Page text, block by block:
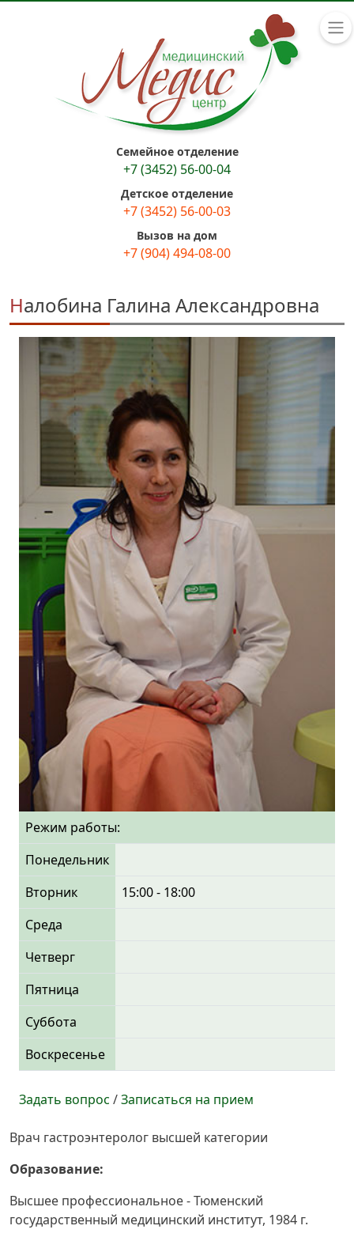
Семейное отделение
+7 (3452) 56-00-04
Детское отделение
+7 (3452) 56-00-03
Вызов на дом
+7 (904) 494-08-00
Налобина Галина Александровна
Режим работы:
Понедельник
Вторник
15:00 - 18:00
Среда
Четверг
Пятница
Суббота
Воскресенье
Задать вопрос /Записаться на прием
Врач гастроэнтеролог высшей категории
Образование:
Высшее профессиональное - Тюменский
государственный медицинский институт, 1984 г.